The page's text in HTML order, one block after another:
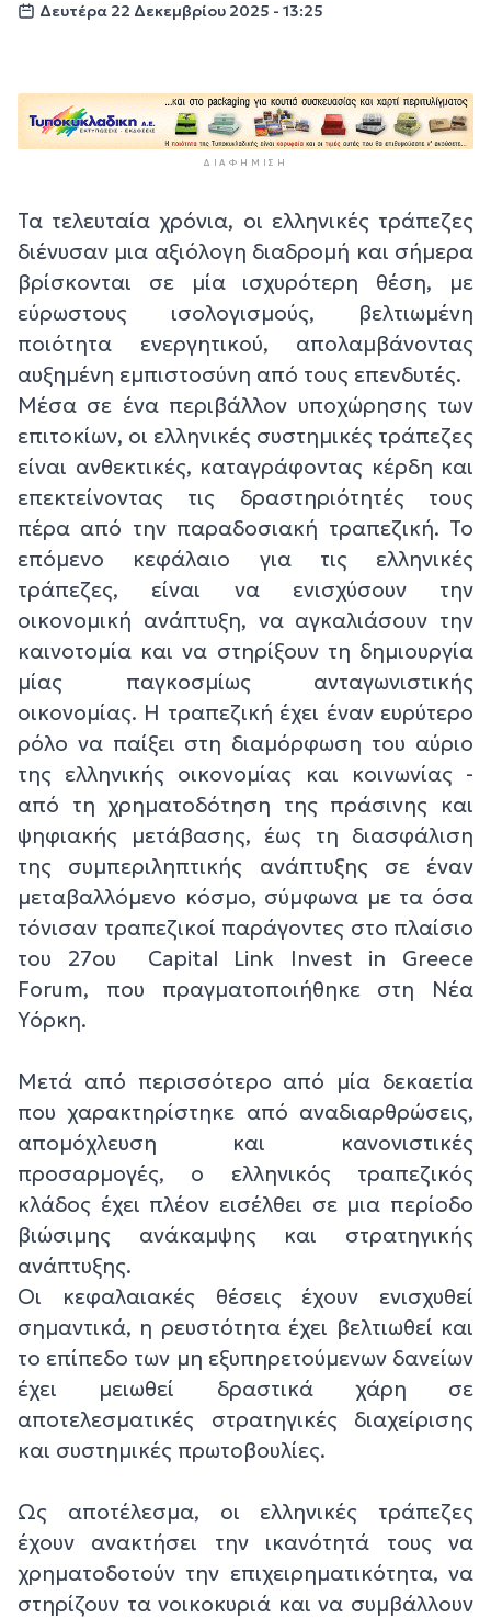
Δευτέρα 22 Δεκεμβρίου 2025 - 13:25
ΔΙΑΦΉΜΙΣΗ
Τα τελευταία χρόνια, οι ελληνικές τράπεζες
διένυσαν μια αξιόλογη διαδρομή και σήμερα
βρίσκονται σε μία ισχυρότερη θέση, με
εύρωστους ισολογισμούς, βελτιωμένη
ποιότητα ενεργητικού, απολαμβάνοντας
αυξημένη εμπιστοσύνη από τους επενδυτές.
Μέσα σε ένα περιβάλλον υποχώρησης των
επιτοκίων, οι ελληνικές συστημικές τράπεζες
είναι ανθεκτικές, καταγράφοντας κέρδη και
επεκτείνοντας τις δραστηριότητές τους
πέρα από την παραδοσιακή τραπεζική. Το
επόμενο κεφάλαιο για τις ελληνικές
τράπεζες, είναι να ενισχύσουν την
οικονομική ανάπτυξη, να αγκαλιάσουν την
καινοτομία και να στηρίξουν τη δημιουργία
μίας παγκοσμίως ανταγωνιστικής
οικονομίας. Η τραπεζική έχει έναν ευρύτερο
ρόλο να παίξει στη διαμόρφωση του αύριο
της ελληνικής οικονομίας και κοινωνίας -
από τη χρηματοδότηση της πράσινης και
ψηφιακής μετάβασης, έως τη διασφάλιση
της συμπεριληπτικής ανάπτυξης σε έναν
μεταβαλλόμενο κόσμο, σύμφωνα με τα όσα
τόνισαν τραπεζικοί παράγοντες στο πλαίσιο
του 27ου Capital Link Invest in Greece
Forum, που πραγματοποιήθηκε στη Νέα
Υόρκη.
Μετά από περισσότερο από μία δεκαετία
που χαρακτηρίστηκε από αναδιαρθρώσεις,
απομόχλευση και κανονιστικές
προσαρμογές, ο ελληνικός τραπεζικός
κλάδος έχει πλέον εισέλθει σε μια περίοδο
βιώσιμης ανάκαμψης και στρατηγικής
ανάπτυξης.
Οι κεφαλαιακές θέσεις έχουν ενισχυθεί
σημαντικά, η ρευστότητα έχει βελτιωθεί και
το επίπεδο των μη εξυπηρετούμενων δανείων
έχει μειωθεί δραστικά χάρη σε
αποτελεσματικές στρατηγικές διαχείρισης
και συστημικές πρωτοβουλίες.
Ως αποτέλεσμα, οι ελληνικές τράπεζες
έχουν ανακτήσει την ικανότητά τους να
χρηματοδοτούν την επιχειρηματικότητα, να
στηρίζουν τα νοικοκυριά και να συμβάλλουν